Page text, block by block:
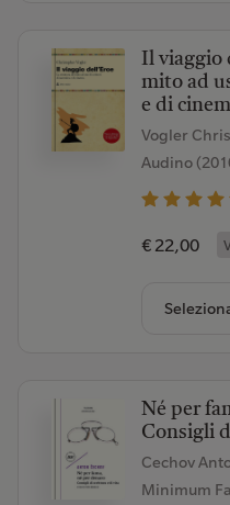
Il viaggio
mito ad
e di
Vogler Chris
Audino
€ 22,00
Né per
Consigli
Cechov
Minimum